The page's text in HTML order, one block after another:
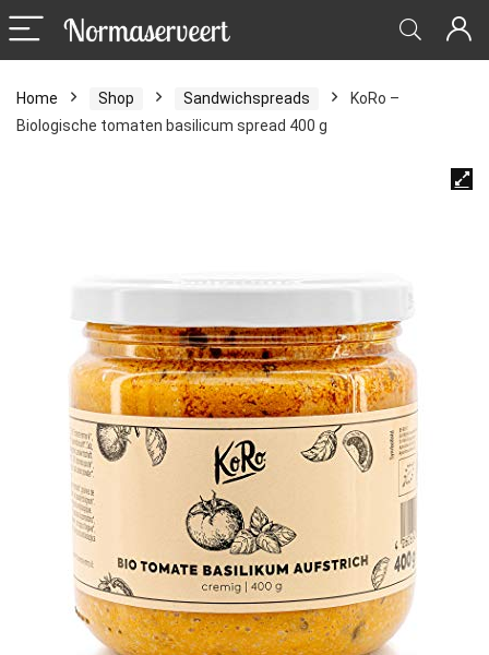
Home Shop Sandwichspreads
KoRo –
Biologische tomaten basilicum spread 400 g